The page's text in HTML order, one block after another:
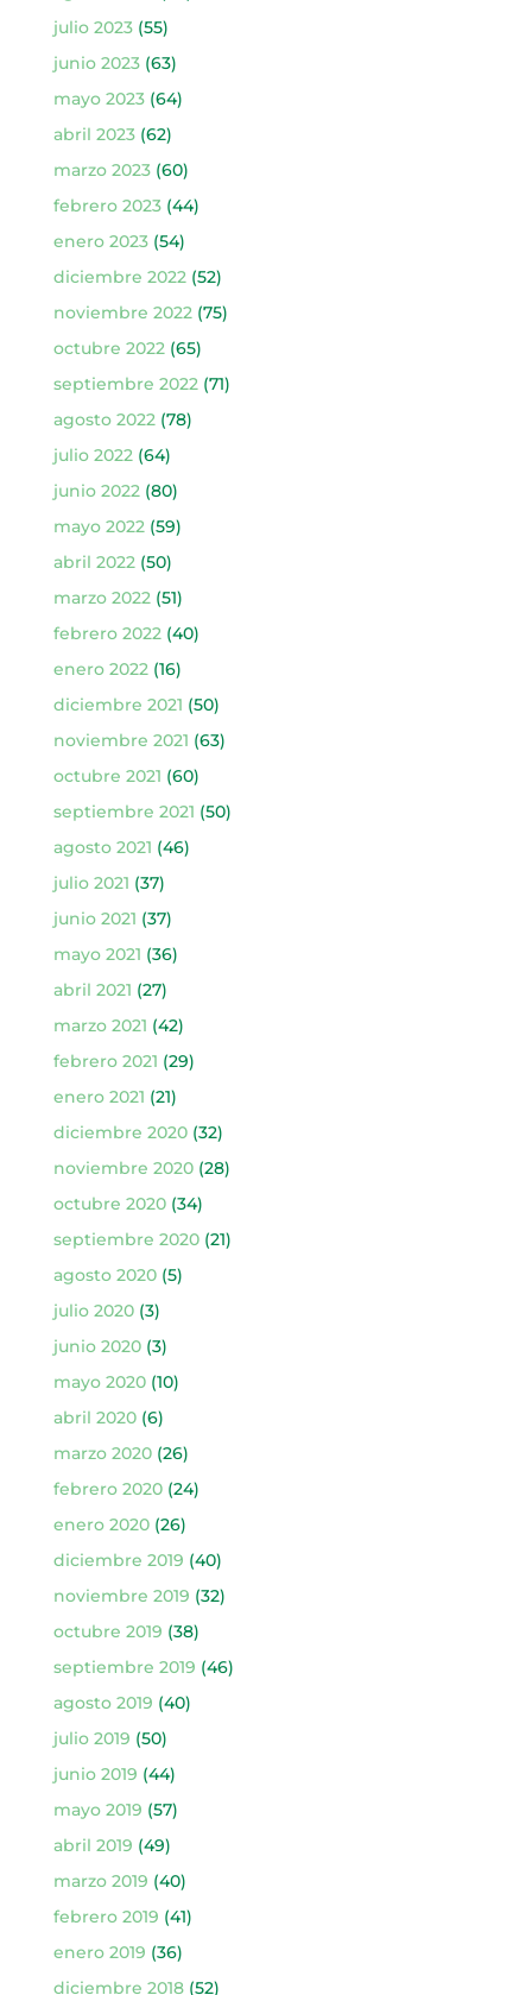
julio 2023(55)
junio 2023(63)
mayo 2023(64)
abril 2023(62)
marzo 2023(60)
febrero 2023(44)
enero 2023(54)
diciembre 2022 (52)
noviembre 2022 (75)
octubre 2022 (65)
septiembre 2022 (71)
agosto 2022 (78)
julio 2022 (64)
junio 2022 (80)
mayo 2022 (59)
abril 2022 (50)
marzo 2022 (51)
febrero 2022 (40)
enero 2022 (16)
diciembre 2021 (50)
noviembre 2021 (63)
octubre 2021 (60)
septiembre 2021 (50)
agosto 2021 (46)
julio 2021 (37)
junio 2021 (37)
mayo 2021 (36)
abril 2021 (27)
marzo 2021 (42)
febrero 2021 (29)
enero 2021 (21)
diciembre 2020(32)
noviembre 2020(28)
octubre 2020(34)
septiembre 2020(21)
agosto 2020(5)
julio 2020(3)
junio 2020(3)
mayo 2020(10)
abril 2020(6)
marzo 2020(26)
febrero 2020(24)
enero 2020(26)
diciembre 2019 (40)
noviembre 2019 (32)
octubre 2019 (38)
septiembre 2019 (46)
agosto 2019 (40)
julio 2019 (50)
junio 2019 (44)
mayo 2019 (57)
abril 2019 (49)
marzo 2019 (40)
febrero 2019 (41)
enero 2019 (36)
diciembre 2018(52)